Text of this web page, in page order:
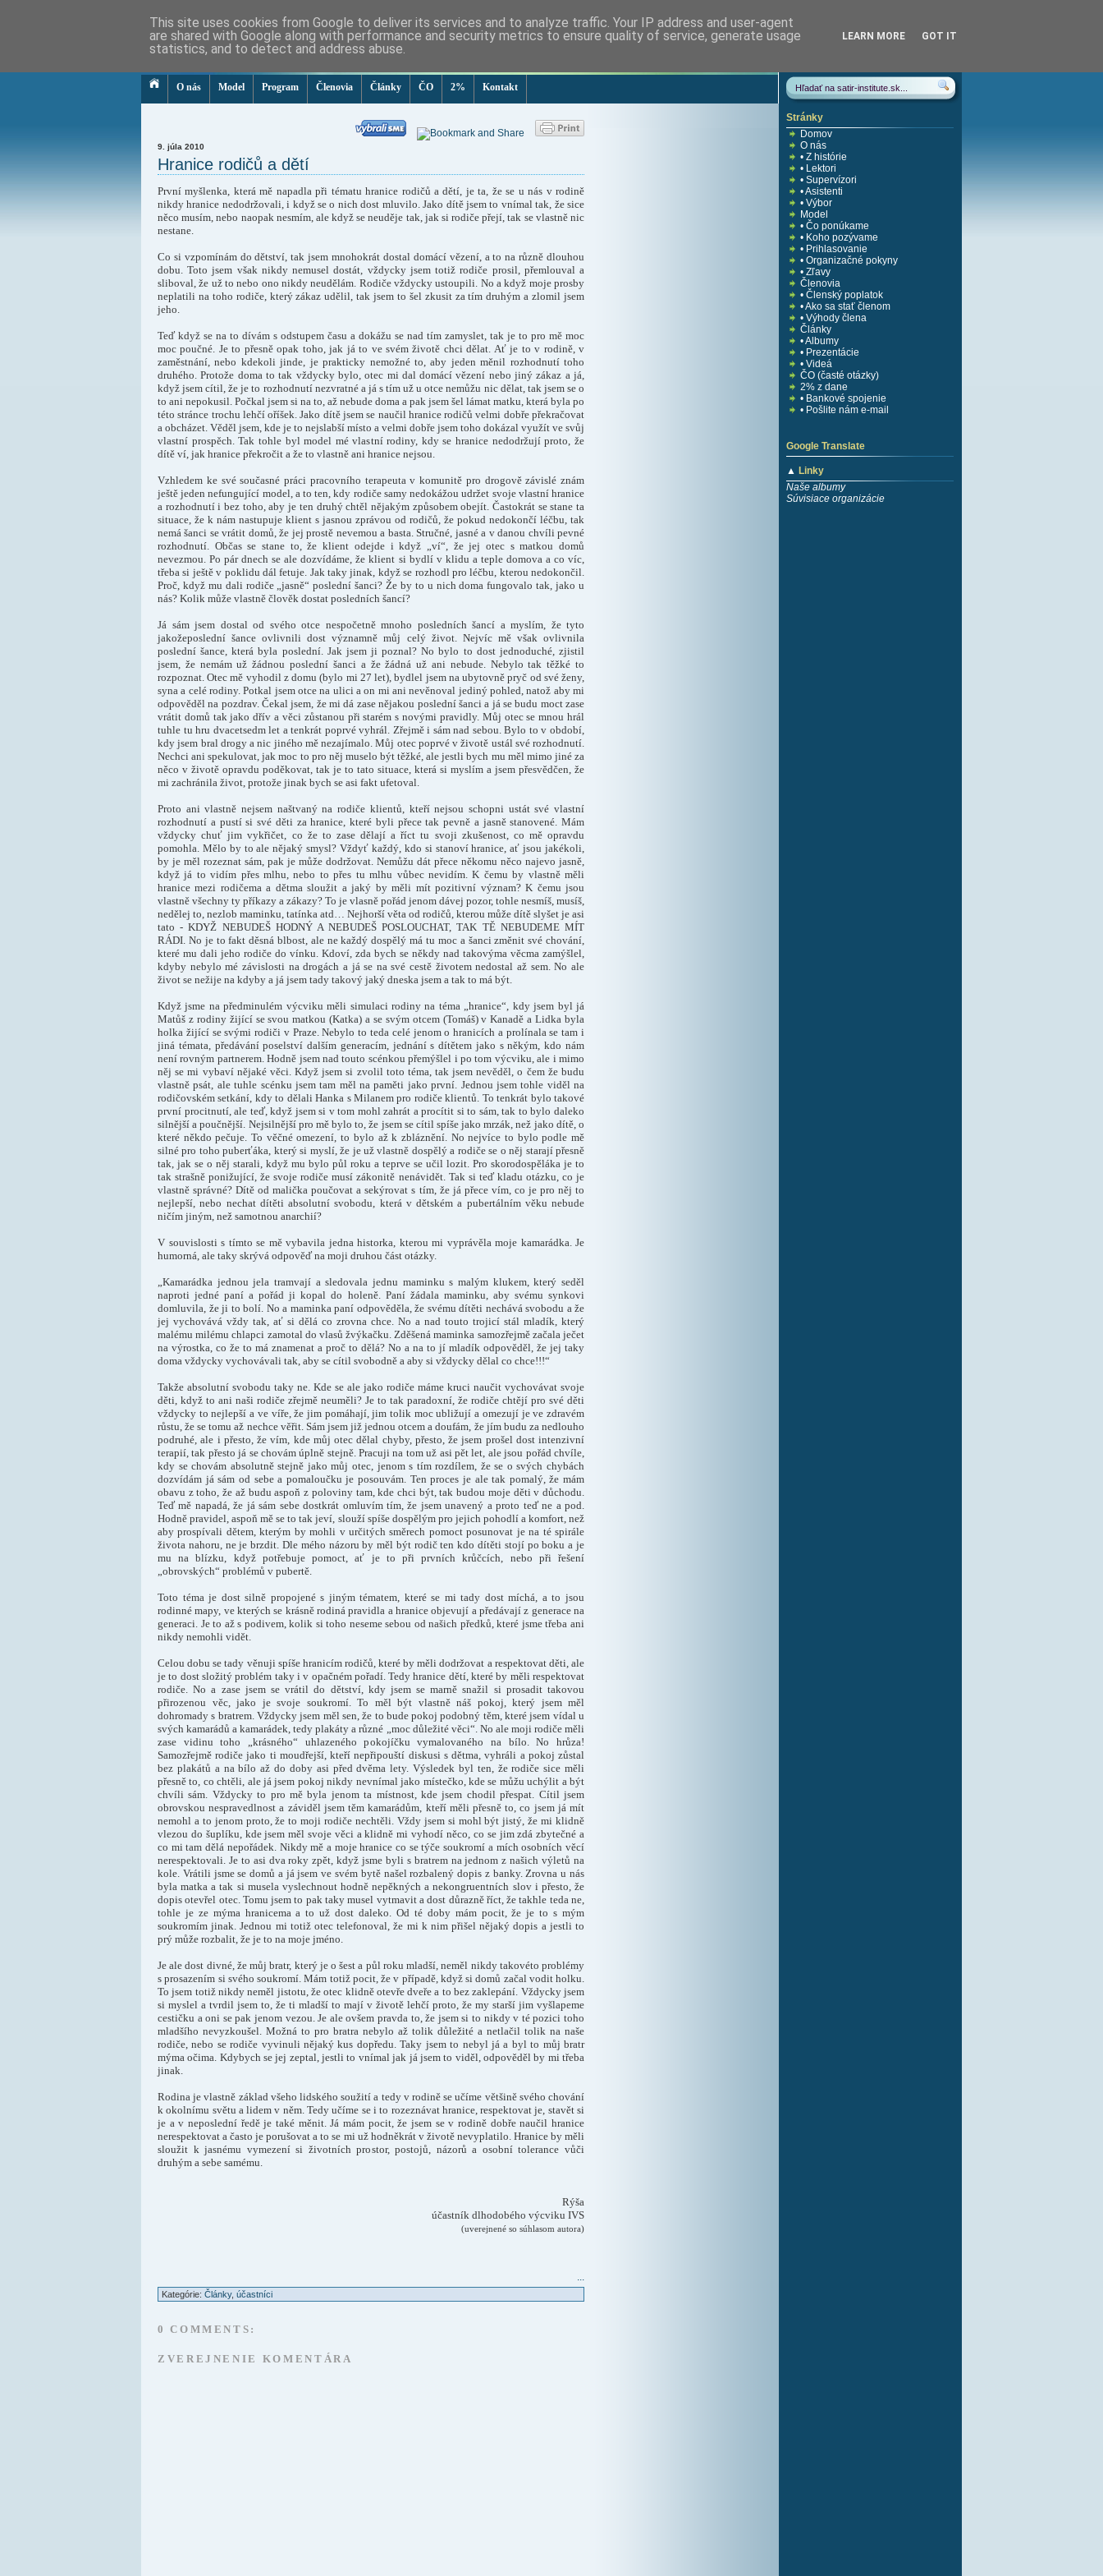
Inštitút Virginie Satirovej
O nás Model Program Členovia Články ČO 2% Kontakt
9. júla 2010
Hranice rodičů a dětí
První myšlenka, která mě napadla při tématu hranice rodičů a dětí, je ta, že se u nás v rodině
nikdy hranice nedodržovali, i když se o nich dost mluvilo. Jako dítě jsem to vnímal tak, že sice
něco musím, nebo naopak nesmím, ale když se neuděje tak, jak si rodiče přejí, tak se vlastně nic
nestane.
Co si vzpomínám do dětství, tak jsem mnohokrát dostal domácí vězení, a to na různě dlouhou
dobu. Toto jsem však nikdy nemusel dostát, vždycky jsem totiž rodiče prosil, přemlouval a
sliboval, že už to nebo ono nikdy neudělám. Rodiče vždycky ustoupili. No a když moje prosby
neplatili na toho rodiče, který zákaz udělil, tak jsem to šel zkusit za tím druhým a zlomil jsem
jeho.
Teď když se na to dívám s odstupem času a dokážu se nad tím zamyslet, tak je to pro mě moc
moc poučné. Je to přesně opak toho, jak já to ve svém životě chci dělat. Ať je to v rodině, v
zaměstnání, nebo kdekoli jinde, je prakticky nemožné to, aby jeden měnil rozhodnutí toho
druhého. Protože doma to tak vždycky bylo, otec mi dal domácí vězení nebo jiný zákaz a já,
když jsem cítil, že je to rozhodnutí nezvratné a já s tím už u otce nemůžu nic dělat, tak jsem se o
to ani nepokusil. Počkal jsem si na to, až nebude doma a pak jsem šel lámat matku, která byla po
této stránce trochu lehčí oříšek. Jako dítě jsem se naučil hranice rodičů velmi dobře překračovat
a obcházet. Věděl jsem, kde je to nejslabší místo a velmi dobře jsem toho dokázal využít ve svůj
vlastní prospěch. Tak tohle byl model mé vlastní rodiny, kdy se hranice nedodržují proto, že
dítě ví, jak hranice překročit a že to vlastně ani hranice nejsou.
Vzhledem ke své současné práci pracovního terapeuta v komunitě pro drogově závislé znám
ještě jeden nefungující model, a to ten, kdy rodiče samy nedokážou udržet svoje vlastní hranice
a rozhodnutí i bez toho, aby je ten druhý chtěl nějakým způsobem obejít. Častokrát se stane ta
situace, že k nám nastupuje klient s jasnou zprávou od rodičů, že pokud nedokončí léčbu, tak
nemá šanci se vrátit domů, že jej prostě nevemou a basta. Stručné, jasné a v danou chvíli pevné
rozhodnutí. Občas se stane to, že klient odejde i když „ví“, že jej otec s matkou domů
nevezmou. Po pár dnech se ale dozvídáme, že klient si bydlí v klidu a teple domova a co víc,
třeba si ještě v poklidu dál fetuje. Jak taky jinak, když se rozhodl pro léčbu, kterou nedokončil.
Proč, když mu dali rodiče „jasně“ poslední šanci? Že by to u nich doma fungovalo tak, jako u
nás? Kolik může vlastně člověk dostat posledních šancí?
Já sám jsem dostal od svého otce nespočetně mnoho posledních šancí a myslím, že tyto
jakožeposlední šance ovlivnili dost významně můj celý život. Nejvíc mě však ovlivnila
poslední šance, která byla poslední. Jak jsem ji poznal? No bylo to dost jednoduché, zjistil
jsem, že nemám už žádnou poslední šanci a že žádná už ani nebude. Nebylo tak těžké to
rozpoznat. Otec mě vyhodil z domu (bylo mi 27 let), bydlel jsem na ubytovně pryč od své ženy,
syna a celé rodiny. Potkal jsem otce na ulici a on mi ani nevěnoval jediný pohled, natož aby mi
odpověděl na pozdrav. Čekal jsem, že mi dá zase nějakou poslední šanci a já se budu moct zase
vrátit domů tak jako dřív a věci zůstanou při starém s novými pravidly. Můj otec se mnou hrál
tuhle tu hru dvacetsedm let a tenkrát poprvé vyhrál. Zřejmě i sám nad sebou. Bylo to v období,
kdy jsem bral drogy a nic jiného mě nezajímalo. Můj otec poprvé v životě ustál své rozhodnutí.
Nechci ani spekulovat, jak moc to pro něj muselo být těžké, ale jestli bych mu měl mimo jiné za
něco v životě opravdu poděkovat, tak je to tato situace, která si myslím a jsem přesvědčen, že
mi zachránila život, protože jinak bych se asi fakt ufetoval.
Proto ani vlastně nejsem naštvaný na rodiče klientů, kteří nejsou schopni ustát své vlastní
rozhodnutí a pustí si své děti za hranice, které byli přece tak pevně a jasně stanovené. Mám
vždycky chuť jim vykřičet, co že to zase dělají a říct tu svoji zkušenost, co mě opravdu
pomohla. Mělo by to ale nějaký smysl? Vždyť každý, kdo si stanoví hranice, ať jsou jakékoli,
by je měl rozeznat sám, pak je může dodržovat. Nemůžu dát přece někomu něco najevo jasně,
když já to vidím přes mlhu, nebo to přes tu mlhu vůbec nevidím. K čemu by vlastně měli
hranice mezi rodičema a dětma sloužit a jaký by měli mít pozitivní význam? K čemu jsou
vlastně všechny ty příkazy a zákazy? To je vlasně pořád jenom dávej pozor, tohle nesmíš, musíš,
nedělej to, nezlob maminku, tatínka atd… Nejhorší věta od rodičů, kterou může dítě slyšet je asi
tato - KDYŽ NEBUDEŠ HODNÝ A NEBUDEŠ POSLOUCHAT, TAK TĚ NEBUDEME MÍT
RÁDI. No je to fakt děsná blbost, ale ne každý dospělý má tu moc a šanci změnit své chování,
které mu dali jeho rodiče do vínku. Kdoví, zda bych se někdy nad takovýma věcma zamýšlel,
kdyby nebylo mé závislosti na drogách a já se na své cestě životem nedostal až sem. No ale
život se nežije na kdyby a já jsem tady takový jaký dneska jsem a tak to má být.
Když jsme na předminulém výcviku měli simulaci rodiny na téma „hranice“, kdy jsem byl já
Matůš z rodiny žijící se svou matkou (Katka) a se svým otcem (Tomáš) v Kanadě a Lidka byla
holka žijící se svými rodiči v Praze. Nebylo to teda celé jenom o hranicích a prolínala se tam i
jiná témata, předávání poselství dalším generacím, jednání s dítětem jako s někým, kdo nám
není rovným partnerem. Hodně jsem nad touto scénkou přemýšlel i po tom výcviku, ale i mimo
něj se mi vybaví nějaké věci. Když jsem si zvolil toto téma, tak jsem nevěděl, o čem že budu
vlastně psát, ale tuhle scénku jsem tam měl na paměti jako první. Jednou jsem tohle viděl na
rodičovském setkání, kdy to dělali Hanka s Milanem pro rodiče klientů. To tenkrát bylo takové
první procitnutí, ale teď, když jsem si v tom mohl zahrát a procítit si to sám, tak to bylo daleko
silnější a poučnější. Nejsilnější pro mě bylo to, že jsem se cítil spíše jako mrzák, než jako dítě, o
které někdo pečuje. To věčné omezení, to bylo až k zbláznění. No nejvíce to bylo podle mě
silné pro toho puberťáka, který si myslí, že je už vlastně dospělý a rodiče se o něj starají přesně
tak, jak se o něj starali, když mu bylo půl roku a teprve se učil lozit. Pro skorodospěláka je to
tak strašně ponižující, že svoje rodiče musí zákonitě nenávidět. Tak si teď kladu otázku, co je
vlastně správné? Dítě od malička poučovat a sekýrovat s tím, že já přece vím, co je pro něj to
nejlepší, nebo nechat dítěti absolutní svobodu, která v dětském a pubertálním věku nebude
ničím jiným, než samotnou anarchií?
V souvislosti s tímto se mě vybavila jedna historka, kterou mi vyprávěla moje kamarádka. Je
humorná, ale taky skrývá odpověď na moji druhou část otázky.
„Kamarádka jednou jela tramvají a sledovala jednu maminku s malým klukem, který seděl
naproti jedné paní a pořád ji kopal do holeně. Paní žádala maminku, aby svému synkovi
domluvila, že ji to bolí. No a maminka paní odpověděla, že svému dítěti nechává svobodu a že
jej vychovává vždy tak, ať si dělá co zrovna chce. No a nad touto trojicí stál mladík, který
malému milému chlapci zamotal do vlasů žvýkačku. Zděšená maminka samozřejmě začala ječet
na výrostka, co že to má znamenat a proč to dělá? No a na to jí mladík odpověděl, že jej taky
doma vždycky vychovávali tak, aby se cítil svobodně a aby si vždycky dělal co chce!!!“
Takže absolutní svobodu taky ne. Kde se ale jako rodiče máme kruci naučit vychovávat svoje
děti, když to ani naši rodiče zřejmě neuměli? Je to tak paradoxní, že rodiče chtějí pro své děti
vždycky to nejlepší a ve víře, že jim pomáhají, jim tolik moc ubližují a omezují je ve zdravém
růstu, že se tomu až nechce věřit. Sám jsem již jednou otcem a doufám, že jím budu za nedlouho
podruhé, ale i přesto, že vím, kde můj otec dělal chyby, přesto, že jsem prošel dost intenzivní
terapií, tak přesto já se chovám úplně stejně. Pracuji na tom už asi pět let, ale jsou pořád chvíle,
kdy se chovám absolutně stejně jako můj otec, jenom s tím rozdílem, že se o svých chybách
dozvídám já sám od sebe a pomaloučku je posouvám. Ten proces je ale tak pomalý, že mám
obavu z toho, že až budu aspoň z poloviny tam, kde chci být, tak budou moje děti v důchodu.
Teď mě napadá, že já sám sebe dostkrát omluvím tím, že jsem unavený a proto teď ne a pod.
Hodně pravidel, aspoň mě se to tak jeví, slouží spíše dospělým pro jejich pohodlí a komfort, než
aby prospívali dětem, kterým by mohli v určitých směrech pomoct posunovat je na té spirále
života nahoru, ne je brzdit. Dle mého názoru by měl být rodič ten kdo dítěti stojí po boku a je
mu na blízku, když potřebuje pomoct, ať je to při prvních krůčcích, nebo při řešení
„obrovských“ problémů v pubertě.
Toto téma je dost silně propojené s jiným tématem, které se mi tady dost míchá, a to jsou
rodinné mapy, ve kterých se krásně rodiná pravidla a hranice objevují a předávají z generace na
generaci. Je to až s podivem, kolik si toho neseme sebou od našich předků, které jsme třeba ani
nikdy nemohli vidět.
Celou dobu se tady věnuji spíše hranicím rodičů, které by měli dodržovat a respektovat děti, ale
je to dost složitý problém taky i v opačném pořadí. Tedy hranice dětí, které by měli respektovat
rodiče. No a zase jsem se vrátil do dětství, kdy jsem se marně snažil si prosadit takovou
přirozenou věc, jako je svoje soukromí. To měl být vlastně náš pokoj, který jsem měl
dohromady s bratrem. Vždycky jsem měl sen, že to bude pokoj podobný těm, které jsem vídal u
svých kamarádů a kamarádek, tedy plakáty a různé „moc důležité věci“. No ale moji rodiče měli
zase vidinu toho „krásného“ uhlazeného pokojíčku vymalovaného na bílo. No hrůza!
Samozřejmě rodiče jako ti moudřejší, kteří nepřipouští diskusi s dětma, vyhráli a pokoj zůstal
bez plakátů a na bílo až do doby asi před dvěma lety. Výsledek byl ten, že rodiče sice měli
přesně to, co chtěli, ale já jsem pokoj nikdy nevnímal jako místečko, kde se můžu uchýlit a být
chvíli sám. Vždycky to pro mě byla jenom ta místnost, kde jsem chodil přespat. Cítil jsem
obrovskou nespravedlnost a záviděl jsem těm kamarádům, kteří měli přesně to, co jsem já mít
nemohl a to jenom proto, že to moji rodiče nechtěli. Vždy jsem si mohl být jistý, že mi klidně
vlezou do šuplíku, kde jsem měl svoje věci a klidně mi vyhodí něco, co se jim zdá zbytečné a
co mi tam dělá nepořádek. Nikdy mě a moje hranice co se týče soukromí a mích osobních věcí
nerespektovali. Je to asi dva roky zpět, když jsme byli s bratrem na jednom z našich výletů na
kole. Vrátili jsme se domů a já jsem ve svém bytě našel rozbalený dopis z banky. Zrovna u nás
byla matka a tak si musela vyslechnout hodně nepěkných a nekongruentních slov i přesto, že
dopis otevřel otec. Tomu jsem to pak taky musel vytmavit a dost důrazně říct, že takhle teda ne,
tohle je ze mýma hranicema a to už dost daleko. Od té doby mám pocit, že je to s mým
soukromím jinak. Jednou mi totiž otec telefonoval, že mi k nim přišel nějaký dopis a jestli to
prý může rozbalit, že je to na moje jméno.
Je ale dost divné, že můj bratr, který je o šest a půl roku mladší, neměl nikdy takovéto problémy
s prosazením si svého soukromí. Mám totiž pocit, že v případě, když si domů začal vodit holku.
To jsem totiž nikdy neměl jistotu, že otec klidně otevře dveře a to bez zaklepání. Vždycky jsem
si myslel a tvrdil jsem to, že ti mladší to mají v životě lehčí proto, že my starší jim vyšlapeme
cestičku a oni se pak jenom vezou. Je ale ovšem pravda to, že jsem si to nikdy v té pozici toho
mladšího nevyzkoušel. Možná to pro bratra nebylo až tolik důležité a netlačil tolik na naše
rodiče, nebo se rodiče vyvinuli nějaký kus dopředu. Taky jsem to nebyl já a byl to můj bratr
mýma očima. Kdybych se jej zeptal, jestli to vnímal jak já jsem to viděl, odpověděl by mi třeba
jinak.
Rodina je vlastně základ všeho lidského soužití a tedy v rodině se učíme většině svého chování
k okolnímu světu a lidem v něm. Tedy učíme se i to rozeznávat hranice, respektovat je, stavět si
je a v neposlední ředě je také měnit. Já mám pocit, že jsem se v rodině dobře naučil hranice
nerespektovat a často je porušovat a to se mi už hodněkrát v životě nevyplatilo. Hranice by měli
sloužit k jasnému vymezení si životních prostor, postojů, názorů a osobní tolerance vůči
druhým a sebe samému.
Rýša
účastník dlhodobého výcviku IVS
(uverejnené so súhlasom autora)
...
Kategórie: Články, účastníci
0 COMMENTS:
ZVEREJNENIE KOMENTÁRA
Stránky
Domov
O nás
• Z histórie
• Lektori
• Supervízori
• Asistenti
• Výbor
Model
• Čo ponúkame
• Koho pozývame
• Prihlasovanie
• Organizačné pokyny
• Zľavy
Členovia
• Členský poplatok
• Ako sa stať členom
• Výhody člena
Články
• Albumy
• Prezentácie
• Videá
ČO (časté otázky)
2% z dane
• Bankové spojenie
• Pošlite nám e-mail
Google Translate
▲ Linky
Naše albumy
Súvisiace organizácie
This site uses cookies from Google to deliver its services and to analyze traffic. Your IP address and user-agent
are shared with Google along with performance and security metrics to ensure quality of service, generate usage
statistics, and to detect and address abuse.
LEARN MORE GOT IT